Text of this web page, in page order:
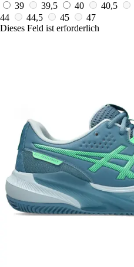
39
39,5 40 40,5
44
44,5 45
47
Dieses Feld ist erforderlich